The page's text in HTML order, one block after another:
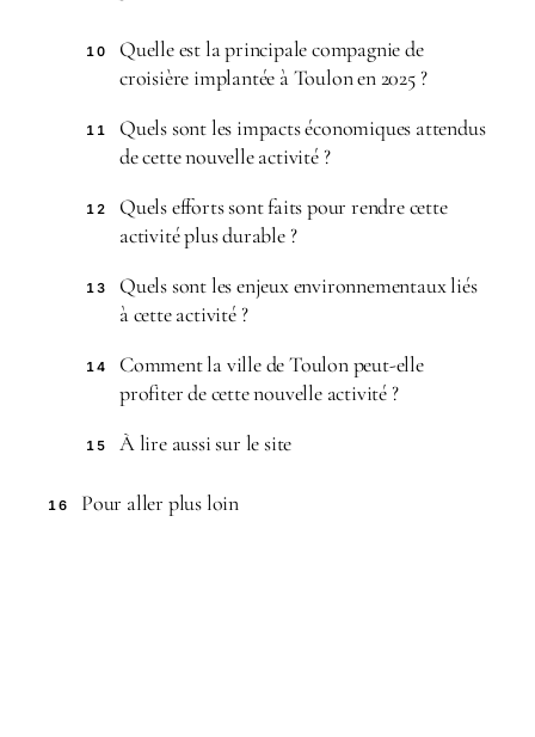
10
Quelle est la principale compagnie de
croisière implantée à Toulon en 2025 ?
11
Quels sont les impacts économiques attendus
de cette nouvelle activité ?
12
Quels efforts sont faits pour rendre cette
activité plus durable ?
13
Quels sont les enjeux environnementaux liés
à cette activité ?
14
Comment la ville de Toulon peut-elle
profiter de cette nouvelle activité ?
15 À lire aussi sur le site
16 Pour aller plus loin